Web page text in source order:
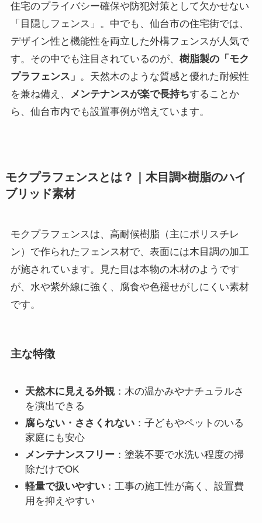
住宅のプライバシー確保や防犯対策として欠かせない
「目隠しフェンス」。中でも、仙台市の住宅街では、
デザイン性と機能性を両立した外構フェンスが人気で
す。その中でも注目されているのが、 樹脂製の「モク
プラフェンス」 。天然木のような質感と優れた耐候性
を兼ね備え、 メンテナンスが楽で長持ちすることか
ら、仙台市内でも設置事例が増えています。
モクプラフェンスとは？｜木目調×樹脂のハイ
ブリッド素材
モクプラフェンスは、高耐候樹脂（主にポリスチレ
ン）で作られたフェンス材で、表面には木目調の加工
が施されています。見た目は本物の木材のようです
が、水や紫外線に強く、腐食や色褪せがしにくい素材
です。
主な特徴
天然木に見える外観：木の温かみやナチュラルさ
を演出できる
腐らない・ささくれない ：子どもやペットのいる
家庭にも安心
メンテナンスフリー ：塗装不要で水洗い程度の掃
除だけでOK
軽量で扱いやすい ：工事の施工性が高く、設置費
用を抑えやすい